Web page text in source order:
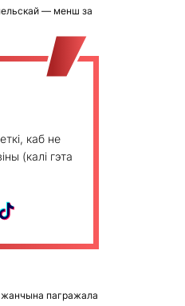
— менш за
каб не
(калі гэта
жанчына пагражала